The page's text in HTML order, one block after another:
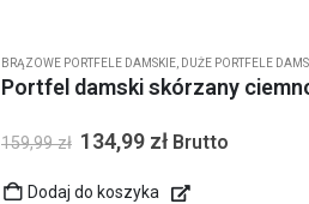
BRĄZOWE PORTFELE DAMSKIE DUŻE PORTFELE
Portfel damski skórzany
159,99zł 134,99 zł Brutto
Dodaj do koszyka